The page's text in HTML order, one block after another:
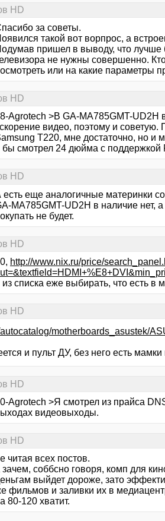
HD
за советы.
такой вот ворпрос, а
пришел в выводу, что лучше
не нужны совершенно.
или на какие параметры
HD
Agrotech >В GA-MA785GMT-UD2H
видео, поэтому и советую.
T220, мне достаточно, но
бы смотрел 24 дюйма с поддержкой
HD
есть еще аналогичные материнки
MA785GMT-UD2H в наличие нет,
не будет.
HD
http://www.nix.ru/price/
из списка еже выбирать, что есть в
HD
motherboards_asustek/
и пульт ДУ, без него есть
HD
Agrotech >Я смотрел из прайса
видеовыходы.
HD
читая всех постов.
зачем, соббсно говоря, комп для
выйдет дороже, зато
фильмов и заливки их в
80-120 хватит.